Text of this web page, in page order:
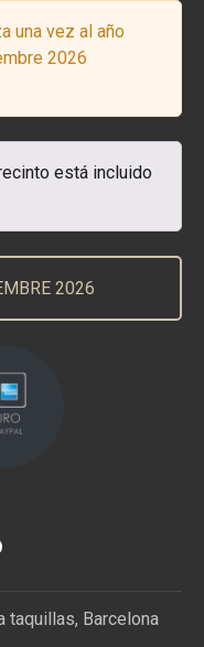
una vez al año
2026
está incluido
2026
taquillas, Barcelona